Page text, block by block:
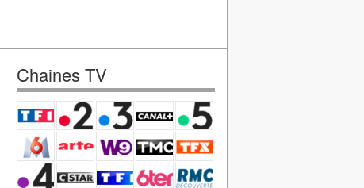
Chaines TV